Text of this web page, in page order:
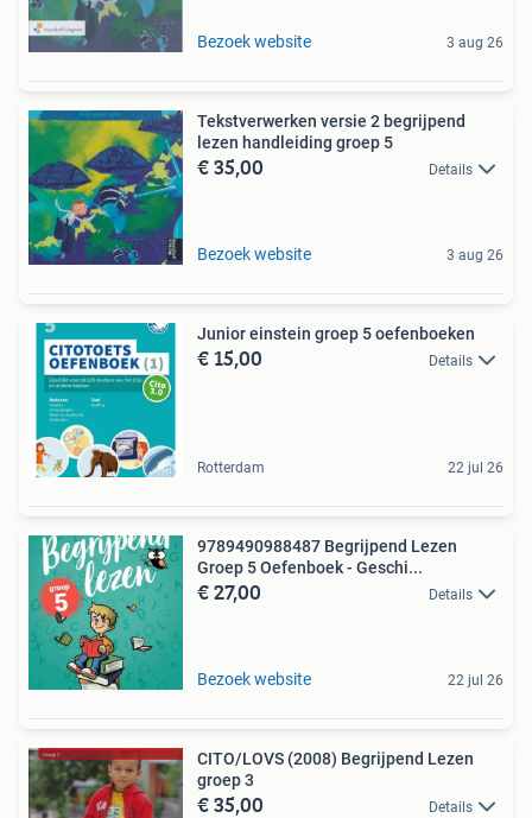
Bezoek website 3 aug 26
Tekstverwerken versie 2 begrijpend
lezen handleiding groep 5
€ 35,00 Details
Bezoek website 3 aug 26
Junior einstein groep 5 oefenboeken
€ 15,00 Details
Rotterdam 22 jul 26
9789490988487 Begrijpend Lezen
Groep 5 Oefenboek - Geschi...
€ 27,00 Details
Bezoek website 22 jul 26
CITO/LOVS (2008) Begrijpend Lezen
groep 3
€ 35,00 Details